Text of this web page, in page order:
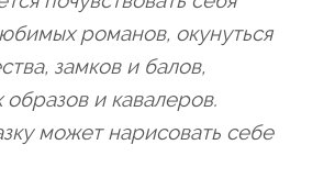
романов, окунуться
замков и балов,
образов и кавалеров.
может нарисовать себе